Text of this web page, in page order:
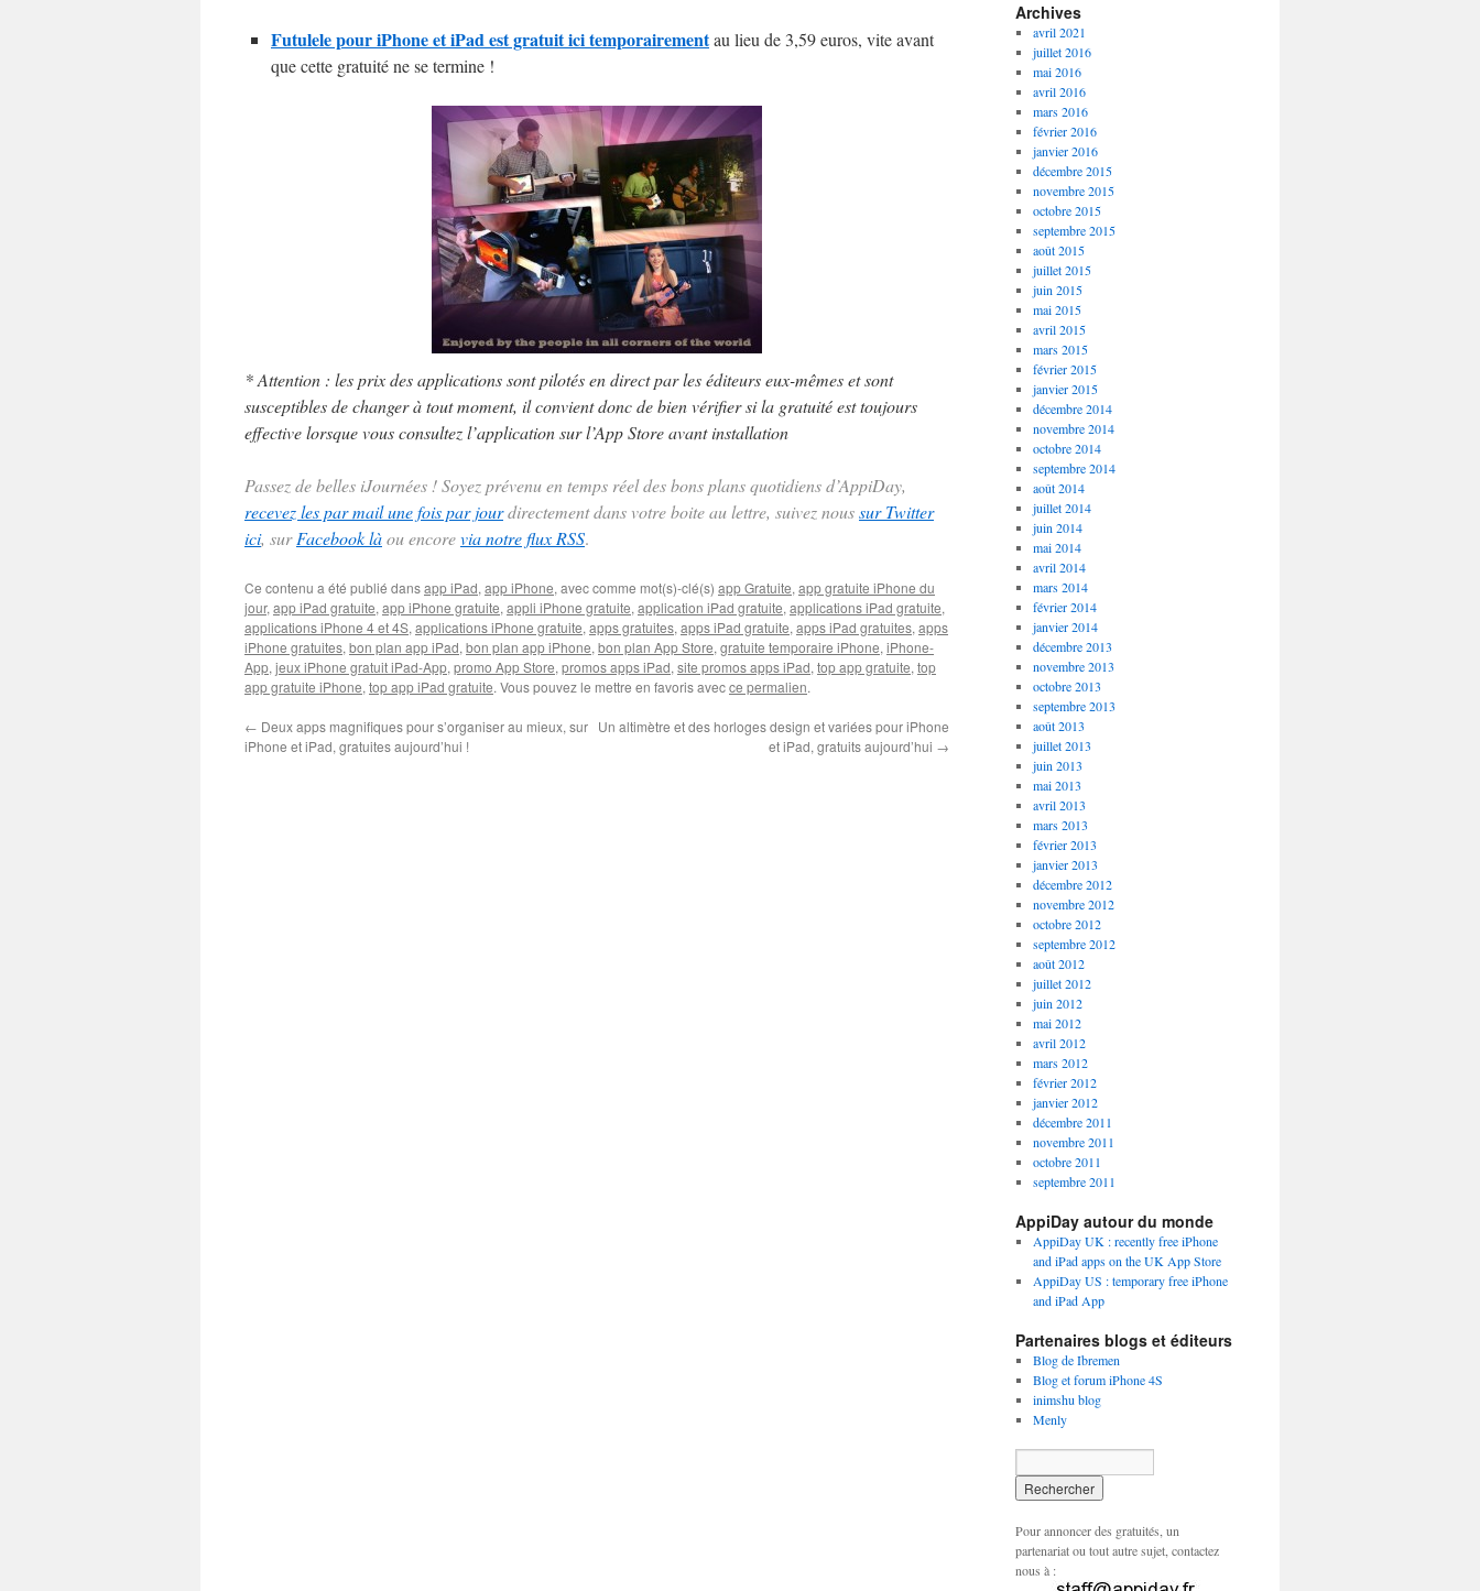
Futulele pour iPhone et iPad est gratuit ici temporairementau lieu de 3,59 euros, vite avant
que cette gratuité ne se termine !
* Attention : les prix des applications sont pilotés en direct par les éditeurs eux-mêmes et sont
susceptibles de changer à tout moment, il convient donc de bien vérifier si la gratuité est toujours
effective lorsque vous consultez l’application sur l’App Store avant installation
Passez de belles iJournées ! Soyez prévenu en temps réel des bons plans quotidiens d’AppiDay,
recevez les par mail une fois par jourdirectement dans votre boite au lettre, suivez noussur Twitter
ici, surFacebook làou encorevia notre flux RSS.
Ce contenu a été publié dansapp iPad, app iPhone, avec comme mot(s)-clé(s) app Gratuite, app gratuite iPhone du
jour, app iPad gratuite, app iPhone gratuite, appli iPhone gratuite, application iPad gratuite, applications iPad gratuite,
applications iPhone 4 et 4S, applications iPhone gratuite, apps gratuites, apps iPad gratuite, apps iPad gratuites, apps
iPhone gratuites, bon plan app iPad, bon plan app iPhone, bon plan App Store, gratuite temporaire iPhone, iPhone-
App, jeux iPhone gratuit iPad-App, promo App Store, promos apps iPad, site promos apps iPad, top app gratuite, top
app gratuite iPhone, top app iPad gratuite. Vous pouvez le mettre en favoris avecce permalien.
← Deux apps magnifiques pour s’organiser au mieux, sur
iPhone et iPad, gratuites aujourd’hui !
Un altimètre et des horloges design et variées pour iPhone
et iPad, gratuits aujourd’hui →
Archives
avril 2021
juillet 2016
mai 2016
avril 2016
mars 2016
février 2016
janvier 2016
décembre 2015
novembre 2015
octobre 2015
septembre 2015
août 2015
juillet 2015
juin 2015
mai 2015
avril 2015
mars 2015
février 2015
janvier 2015
décembre 2014
novembre 2014
octobre 2014
septembre 2014
août 2014
juillet 2014
juin 2014
mai 2014
avril 2014
mars 2014
février 2014
janvier 2014
décembre 2013
novembre 2013
octobre 2013
septembre 2013
août 2013
juillet 2013
juin 2013
mai 2013
avril 2013
mars 2013
février 2013
janvier 2013
décembre 2012
novembre 2012
octobre 2012
septembre 2012
août 2012
juillet 2012
juin 2012
mai 2012
avril 2012
mars 2012
février 2012
janvier 2012
décembre 2011
novembre 2011
octobre 2011
septembre 2011
AppiDay autour du monde
AppiDay UK : recently free iPhone
and iPad apps on the UK App Store
AppiDay US : temporary free iPhone
and iPad App
Partenaires blogs et éditeurs
Blog de Ibremen
Blog et forum iPhone 4S
inimshu blog
Menly
Pour annoncer des gratuités, un
partenariat ou tout autre sujet, contactez
nous à :